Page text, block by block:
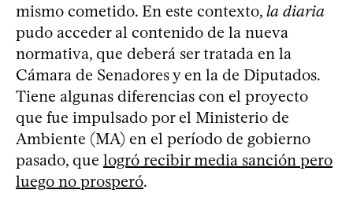
mismo cometido. En este contexto, la diaria
pudo acceder al contenido de la nueva
normativa, que deberá ser tratada en la
Cámara de Senadores y en la de Diputados.
Tiene algunas diferencias con el proyecto
que fue impulsado por el Ministerio de
Ambiente (MA) en el período de gobierno
pasado, que logró recibir media sanción pero
luego no prosperó.